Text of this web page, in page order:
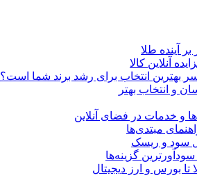
آنلاین کالا
بهترین انتخاب برای رشد برند شما است؟
و انتخاب بهتر
و خدمات در فضای آنلاین
مبتدی‌ها
سود و ریسک